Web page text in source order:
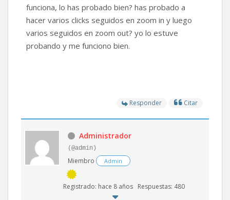
funciona, lo has probado bien? has probado a
hacer varios clicks seguidos en zoom in y luego
varios seguidos en zoom out? yo lo estuve
probando y me funciono bien.
Responder Citar
Administrador
(@admin)
Miembro Admin
Registrado: hace 8 años Respuestas: 480